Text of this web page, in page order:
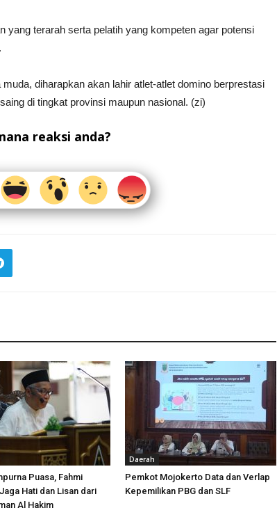
yang terarah serta pelatih yang kompeten agar potensi
diharapkan akan lahir atlet-atlet domino berprestasi
di tingkat provinsi maupun nasional. (zi)
reaksi anda?
Puasa, Fahmi
Hati dan Lisan dari
Al Hakim
Daerah
Pemkot Mojokerto Data dan Verlap
Kepemilikan PBG dan SLF